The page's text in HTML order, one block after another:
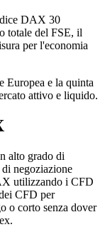
DAX 30
totale del FSE, il
per l'economia
Europea e la quinta
attivo e liquido.
alto grado di
negoziazione
utilizzando i CFD
CFD per
o corto senza dover